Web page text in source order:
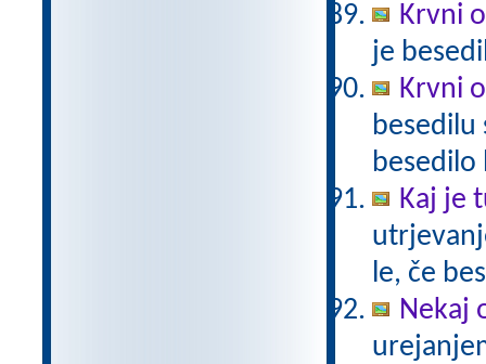
Krvni
je
Krvni
besedilu
besedilo
Kaj je
le, če
Nekaj